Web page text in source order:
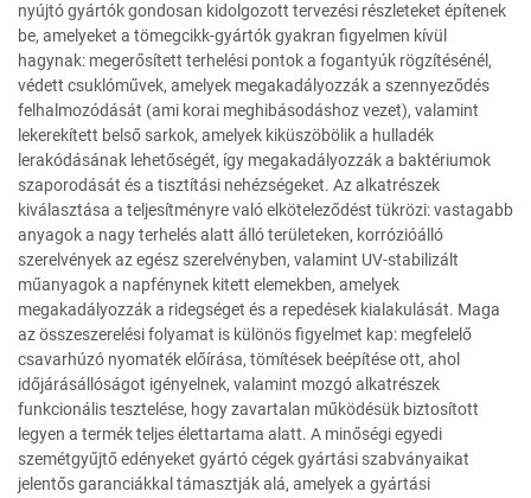
nyújtó gyártók gondosan kidolgozott tervezési részleteket építenek
be, amelyeket a tömegcikk-gyártók gyakran figyelmen kívül
hagynak: megerősített terhelési pontok a fogantyúk rögzítésénél,
védett csuklóművek, amelyek megakadályozzák a szennyeződés
felhalmozódását (ami korai meghibásodáshoz vezet), valamint
lekerekített belső sarkok, amelyek kiküszöbölik a hulladék
lerakódásának lehetőségét, így megakadályozzák a baktériumok
szaporodását és a tisztítási nehézségeket. Az alkatrészek
kiválasztása a teljesítményre való elköteleződést tükrözi: vastagabb
anyagok a nagy terhelés alatt álló területeken, korrózióálló
szerelvények az egész szerelvényben, valamint UV-stabilizált
műanyagok a napfénynek kitett elemekben, amelyek
megakadályozzák a ridegséget és a repedések kialakulását. Maga
az összeszerelési folyamat is különös figyelmet kap: megfelelő
csavarhúzó nyomaték előírása, tömítések beépítése ott, ahol
időjárásállóságot igényelnek, valamint mozgó alkatrészek
funkcionális tesztelése, hogy zavartalan működésük biztosított
legyen a termék teljes élettartama alatt. A minőségi egyedi
szemétgyűjtő edényeket gyártó cégek gyártási szabványaikat
jelentős garanciákkal támasztják alá, amelyek a gyártási